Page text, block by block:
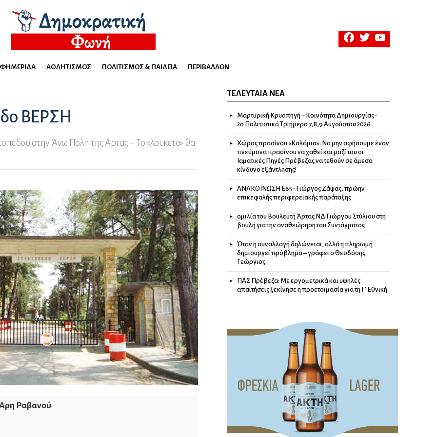
facebooktwitteryoutube
ΑΘΛΗΤΙΣΜΌΣ ΠΟΛΙΤΙΣΜΌΣ & ΠΑΙΔΕΊΑ ΠΕΡΙΒΆΛΛΟΝ
ΒΕΡΣΗ
στην Άνω Πόλη της Αρτας – Το «λουκέτο» θα
Ραβανού
ΤΕΛΕΥΤΑΊΑ ΝΈΑ
Μαρτυρική Κρυοπηγή – Κοινότητα Δημιουργίας-
2ο Πολιτιστικό Τριήμερο 7,8,9 Αυγούστου 2026
Χώρος πρασίνου «Καλάμια»: Να μην αφήσουμε έναν
πνεύμονα πρασίνου να χαθεί και μαζί του οι
Ιαματικές Πηγές Πρέβεζας να τεθούν σε άμεσο
κίνδυνο εξάντλησης!
ΑΝΑΚΟΙΝΩΣΗ Ε65- Γιώργος Ζάψας, πρώην
επικεφαλής περιφερειακής παράταξης
ομιλία του Βουλευτή Άρτας ΝΔ Γιώργου Στύλιου στη
βουλή για την αναθεώρηση του Συντάγματος
Όταν η συναλλαγή δηλώνεται, αλλά η πληρωμή
δημιουργεί πρόβλημα – γράφει ο Θεοδόσης
Γεώργιος
ΠΑΣ Πρέβεζα: Με εργομετρικά και υψηλές
απαιτήσεις ξεκίνησε η προετοιμασία για τη Γ’ Εθνική